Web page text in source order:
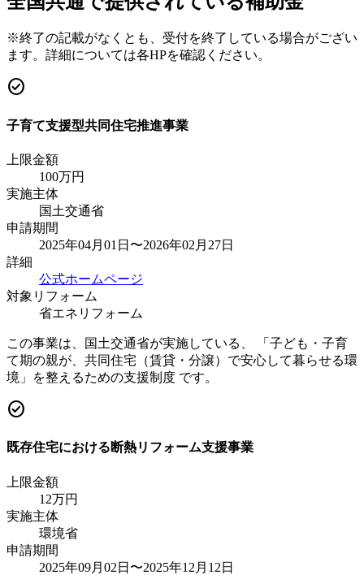
※終了の記載がなくとも、受付を終了している場合がござい
ます。詳細については各HPを確認ください。
check_circle
子育て支援型共同住宅推進事業
上限金額
100万円
実施主体
国土交通省
申請期間
2025年04月01日〜2026年02月27日
詳細
公式ホームページ
対象リフォーム
省エネリフォーム
この事業は、国土交通省が実施している、 「子ども・子育
て期の親が、共同住宅（賃貸・分譲）で安心して暮らせる環
境」を整えるための支援制度 です。
check_circle
既存住宅における断熱リフォーム支援事業
上限金額
12万円
実施主体
環境省
申請期間
2025年09月02日〜2025年12月12日